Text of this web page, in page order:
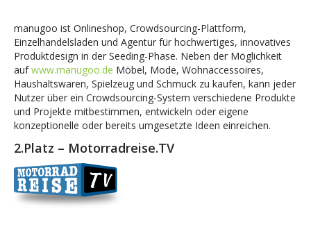
manugoo ist Onlineshop, Crowdsourcing-Plattform,
Einzelhandelsladen und Agentur für hochwertiges, innovatives
Produktdesign in der Seeding-Phase. Neben der Möglichkeit
aufwww.manugoo.de Möbel, Mode, Wohnaccessoires,
Haushaltswaren, Spielzeug und Schmuck zu kaufen, kann jeder
Nutzer über ein Crowdsourcing-System verschiedene Produkte
und Projekte mitbestimmen, entwickeln oder eigene
konzeptionelle oder bereits umgesetzte Ideen einreichen.
2.Platz – Motorradreise.TV